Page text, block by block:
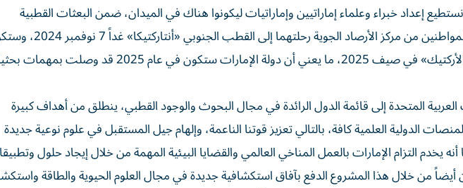
إعداد خبراء وعلماء إماراتيين وإماراتيات ليكونوا هناك في الميدان، ضمن البعثات القطبية
الدولية، وبالفعل سيبدأ اثنان من المواطنين من مركز الأرصاد الجوية رحلتهما إلى
هناك بعثة إلى القطب الشمالي «الأركتيك» في صيف 2025، ما يعني أن دولة الإمارات ستكون في عام 2025 قد وصلت
المتحدة إلى قائمة الدول الرائدة في مجال البحوث والوجود القطبي، ينطلق من أهداف كبيرة
الدولية العلمية كافة، بالتالي تعزيز قوتنا الناعمة، وإلهام جيل المستقبل في علوم نوعية جديدة
أنه يخدم التزام الإمارات بالعمل المناخي العالمي والقضايا البيئية المهمة من خلال إيجاد حلول
أيضاً من خلال هذا المشروع الدفع بآفاق استكشافية جديدة في مجال العلوم الحيوية والطاقة